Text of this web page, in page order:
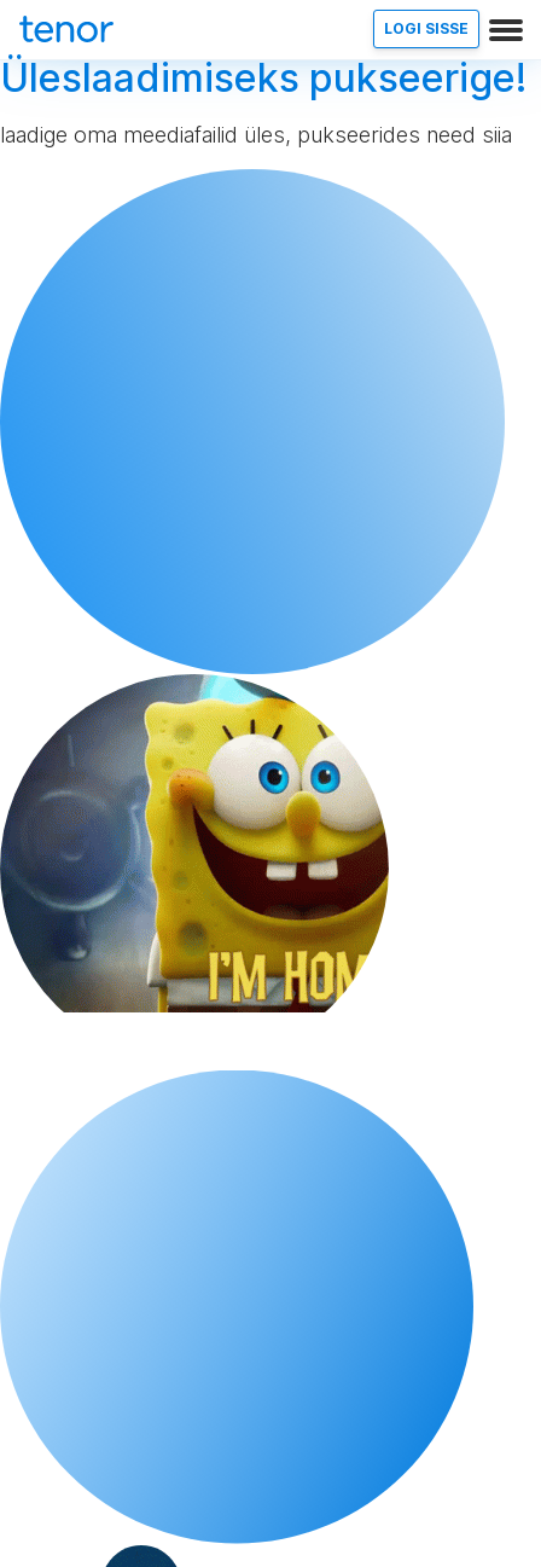
LOGI SISSE
Üleslaadimiseks pukseerige!
laadige oma meediafailid üles, pukseerides need siia